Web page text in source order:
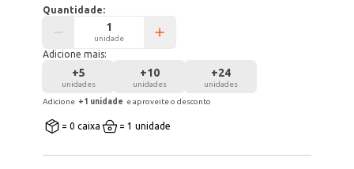
Quantidade:
unidade
Adicione mais:
+5
unidades
+10
unidades
+24
unidades
Adicione +1 unidade e aproveite o desconto
= 0 caixa = 1 unidade